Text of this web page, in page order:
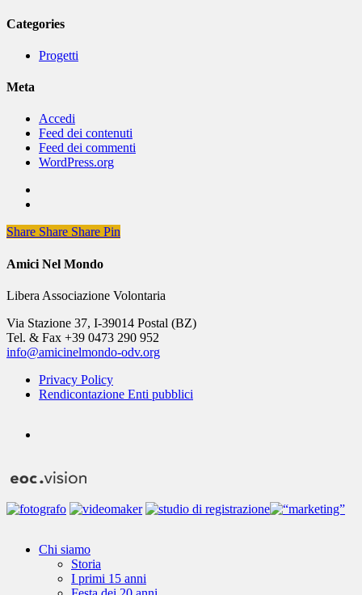
Categories
Progetti
Meta
Accedi
Feed dei contenuti
Feed dei commenti
WordPress.org
Share
Share Share Share Pin
Amici Nel Mondo
Libera Associazione Volontaria
Via Stazione 37, I-39014 Postal (BZ)
Tel. & Fax +39 0473 290 952
info@amicinelmondo-odv.org
Privacy Policy
Rendicontazione Enti pubblici
Close
Chi siamo
Storia
I primi 15 anni